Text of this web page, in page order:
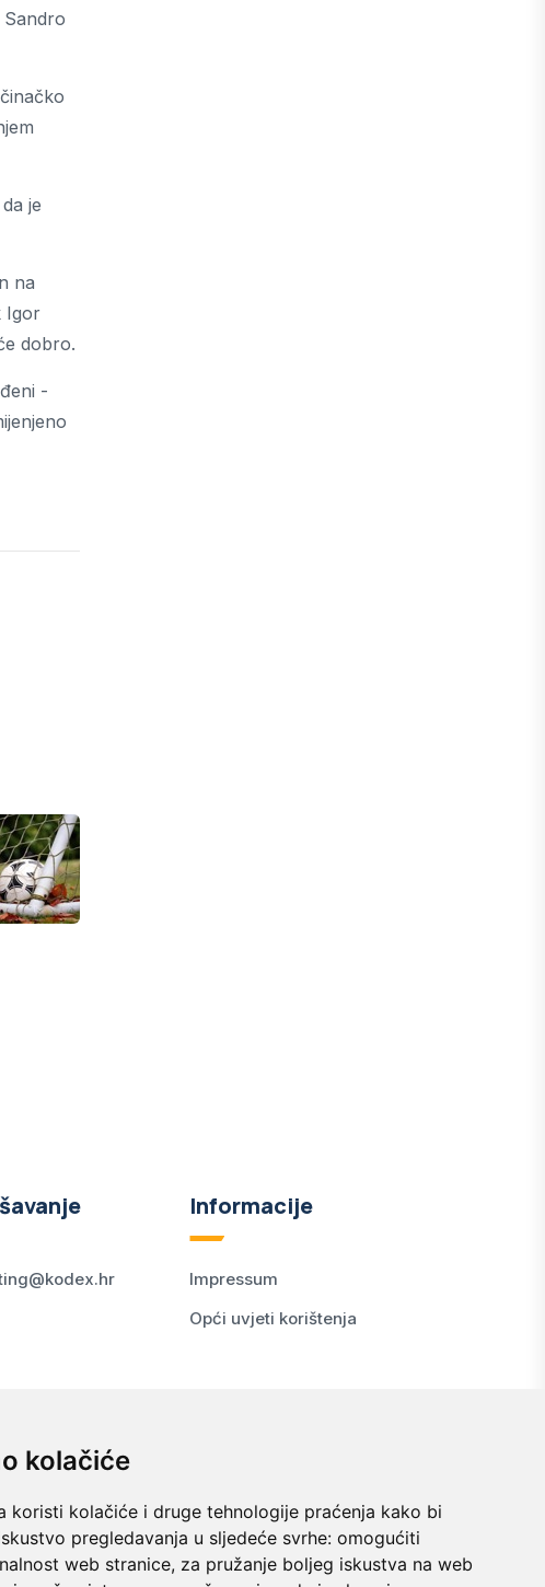
kolačiće
koristi kolačiće i druge tehnologije praćenja kako bi
pregledavanja u sljedeće svrhe: omogućiti
web stranice, za pružanje boljeg iskustva na web
je
na
Igor
dobro.
-
Informacije
Impressum
Opći uvjeti korištenja